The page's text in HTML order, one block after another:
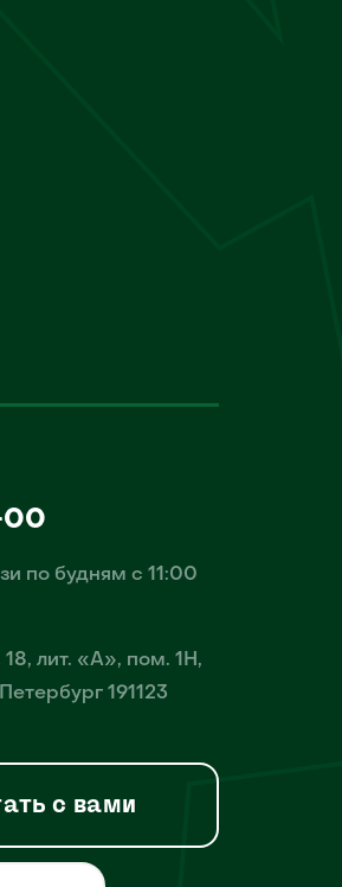
00
по будням с 11:00
лит. «А», пом. 1Н,
191123
с вами